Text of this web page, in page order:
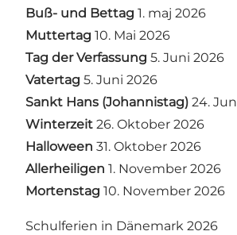
Buß- und Bettag 1. maj 2026
Muttertag 10. Mai 2026
Tag der Verfassung 5. Juni 2026
Vatertag 5. Juni 2026
Sankt Hans (Johannistag) 24.
Winterzeit 26. Oktober 2026
Halloween 31. Oktober 2026
Allerheiligen 1. November 2026
Mortenstag 10. November 2026
Schulferien in Dänemark 2026